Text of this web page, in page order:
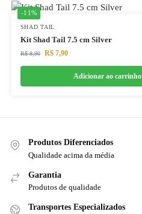
-11%
SHAD TAIL
Kit Shad Tail 7.5 cm Silver
R$8,90 R$7,90
Adicionar ao carrinho
Produtos Diferenciados
Qualidade acima da média
Garantia
Produtos de qualidade
Transportes Especializados